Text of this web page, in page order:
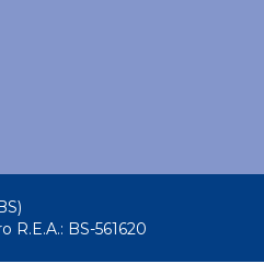
BS-561620